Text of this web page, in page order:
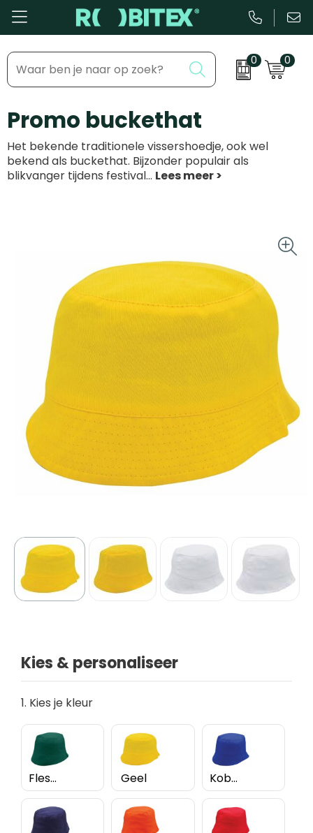
0 0
Bestsellers
Beurs & Event
Kantoor & Schrijfwaren
Eten & Drinkware
Groei & bloei
Kleding & accessoires
Sport
Outdoor & Vrije tijd
Technologie & gadgets
Home & Living
Inhaakmomenten
Feestdagen
Zakelijke evenementen
Dag van de ...
Promo buckethat
Het bekende traditionele vissershoedje, ook wel
bekend als buckethat. Bijzonder populair als
blikvanger tijdens festival...
Kies & personaliseer
1. Kies je kleur
Flessengroen Geel Kobaltblauw